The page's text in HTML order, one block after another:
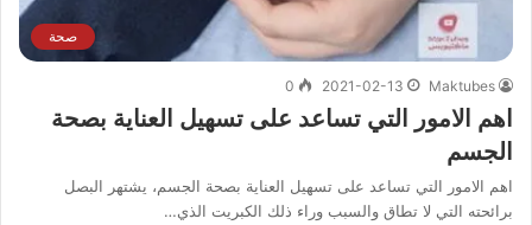
صحة
Maktubes
2021-02-13
0
اهم الامور التي تساعد على تسهيل العناية بصحة
الجسم
اهم الامور التي تساعد على تسهيل العناية بصحة الجسم، يشتهر البصل
برائحته التي لا تطاق والسبب وراء ذلك الكبريت الذي…